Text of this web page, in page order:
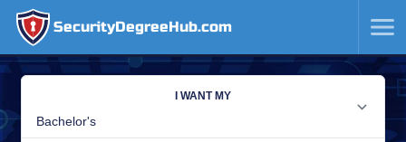
SecurityDegreeHub.com
SKIP
TO
CONTENT